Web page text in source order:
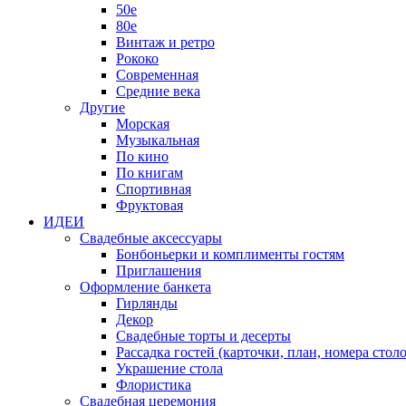
50е
80е
Винтаж и ретро
Рококо
Современная
Средние века
Другие
Морская
Музыкальная
По кино
По книгам
Спортивная
Фруктовая
ИДЕИ
Свадебные аксессуары
Бонбоньерки и комплименты гостям
Приглашения
Оформление банкета
Гирлянды
Декор
Свадебные торты и десерты
Рассадка гостей (карточки, план, номера
Украшение стола
Флористика
Свадебная церемония